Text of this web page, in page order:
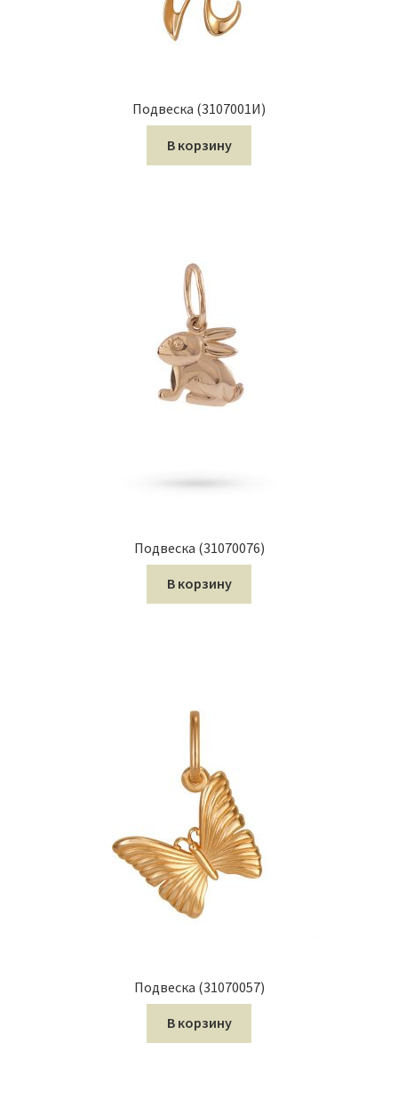
Подвеска (3107001И)
В корзину
Подвеска (31070076)
В корзину
Подвеска (31070057)
В корзину